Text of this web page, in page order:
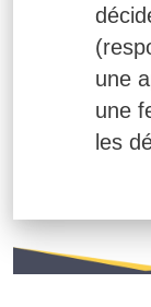
une
une
les